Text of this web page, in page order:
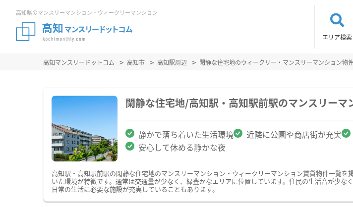
高知県のマンスリーマンション・ウィークリーマンション
エリア検索
高知マンスリードットコム 高知市 高知駅周辺 閑静な住宅地のウィークリー・マンスリーマンション物
閑静な住宅地/高知駅・高知駅前駅のマンスリー
静かで落ち着いた生活環境 近隣に公園や商店街が充実
安心して休める静かな夜
高知駅・高知駅前駅の閑静な住宅地のマンスリーマンション・ウィークリーマンション賃貸物件一覧
いた環境が特徴です。通常は交通量が少なく、緑豊かなエリアに位置しています。住民の生活音が少な
日常の生活に必要な施設が充実していることもあります。